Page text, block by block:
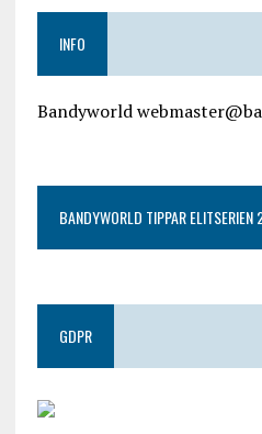
INFO
Bandyworld
BANDYWORLD TIPPAR
GDPR